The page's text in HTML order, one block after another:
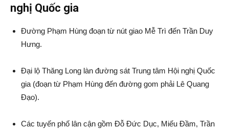
nghị Quốc gia
Đường Phạm Hùng đoạn từ nút giao Mễ Trì đến Trần Duy
Hưng.
Đại lộ Thăng Long làn đường sát Trung tâm Hội nghị Quốc
gia (đoạn từ Phạm Hùng đến đường gom phải Lê Quang
Đạo).
Các tuyến phố lân cận gồm Đỗ Đức Dục, Miếu Đầm, Trần